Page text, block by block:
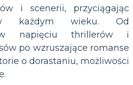
i scenerii, przyciągając
każdym wieku. Od
w napięciu thrillerów i
po wzruszające romanse
o dorastaniu, możliwości